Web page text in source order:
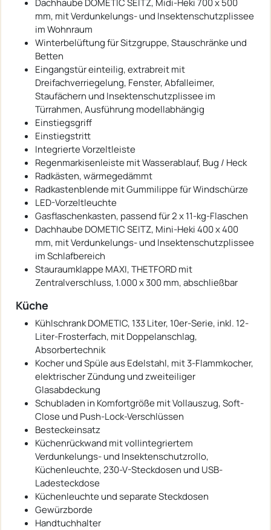
mm, mit Verdunkelungs- und Insektenschutzplissee
im Wohnraum
Winterbelüftung für Sitzgruppe, Stauschränke und
Betten
Eingangstür einteilig, extrabreit mit
Dreifachverriegelung, Fenster, Abfalleimer,
Staufächern und Insektenschutzplissee im
Türrahmen, Ausführung modellabhängig
Einstiegsgriff
Einstiegstritt
Integrierte Vorzeltleiste
Regenmarkisenleiste mit Wasserablauf, Bug / Heck
Radkästen, wärmegedämmt
Radkastenblende mit Gummilippe für Windschürze
LED-Vorzeltleuchte
Gasflaschenkasten, passend für 2 x 11-kg-Flaschen
Dachhaube DOMETIC SEITZ, Mini-Heki 400 x 400
mm, mit Verdunkelungs- und Insektenschutzplissee
im Schlafbereich
Stauraumklappe MAXI, THETFORD mit
Zentralverschluss, 1.000 x 300 mm, abschließbar
Küche
Kühlschrank DOMETIC, 133 Liter, 10er-Serie, inkl. 12-
Liter-Frosterfach, mit Doppelanschlag,
Absorbertechnik
Kocher und Spüle aus Edelstahl, mit 3-Flammkocher,
elektrischer Zündung und zweiteiliger
Glasabdeckung
Schubladen in Komfortgröße mit Vollauszug, Soft-
Close und Push-Lock-Verschlüssen
Besteckeinsatz
Küchenrückwand mit vollintegriertem
Verdunkelungs- und Insektenschutzrollo,
Küchenleuchte, 230-V-Steckdosen und USB-
Ladesteckdose
Küchenleuchte und separate Steckdosen
Gewürzborde
Handtuchhalter